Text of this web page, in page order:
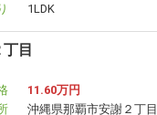
1LDK
目
11.60万円
沖縄県那覇市安謝２丁目